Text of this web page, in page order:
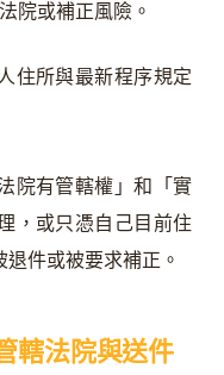
院或補正風險。
住所與最新程序規定
院有管轄權」和「實
，或只憑自己目前住
件或被要求補正。
轄法院與送件